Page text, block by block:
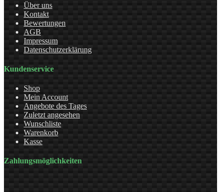
Über uns
Kontakt
Bewertungen
AGB
Impressum
Datenschutzerklärung
Kundenservice
Shop
Mein Account
Angebote des Tages
Zuletzt angesehen
Wunschliste
Warenkorb
Kasse
Zahlungsmöglichkeiten